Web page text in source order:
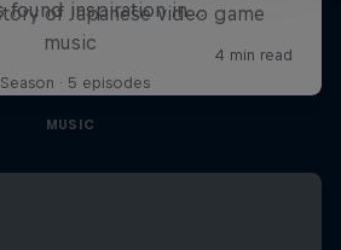
of Japanese video game
music
Season · 5 episodes
MUSIC